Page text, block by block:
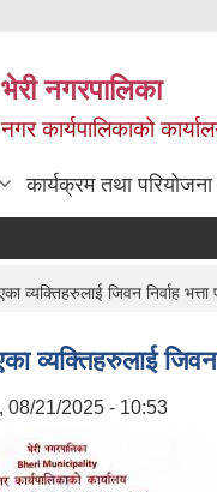
भेरी नगरपालिका
नगर कार्यपालिकाको
कार्यक्रम तथा परियोजना
व्यक्तिहरुलाई जिवन निर्वाह भत्ता
व्यक्तिहरुलाई जिवन
08/21/2025 - 10:53